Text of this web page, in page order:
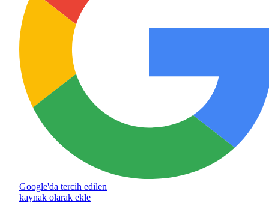
Google'da tercih edilen
kaynak olarak ekle